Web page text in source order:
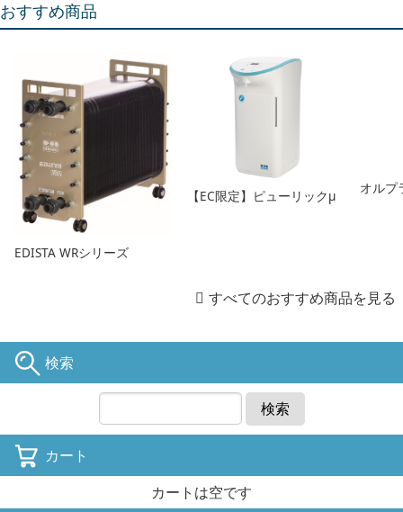
おすすめ商品
EDISTA WRシリーズ
【EC限定】ピューリックμ オルプ
すべてのおすすめ商品を見る
検索
検索
カート
カートは空です